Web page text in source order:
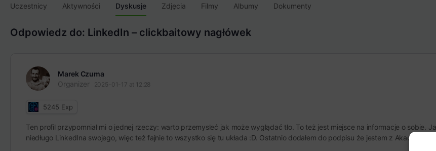
Uczestnicy Aktywności Dyskusje Zdjęcia Filmy Albumy Dokumenty
Odpowiedz do: LinkedIn – clickbaitowy nagłówek
Marek Czuma
Organizer
2025-01-17 at 12:28
5245 Exp
Ten profil przypomniał mi o jednej rzeczy: warto przemysleć jak może wyglądać tło. To też jest miejsce na informacje o sobie.
niedługo LinkedIna swojego, więc też fajnie to wszystko się tu układa :D. Ostatnio dodałem do podpisu że jestem z Akademii Big